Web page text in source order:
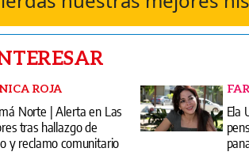
ROJA
Norte | Alerta en Las
tras hallazgo de
y reclamo comunitario
Ela